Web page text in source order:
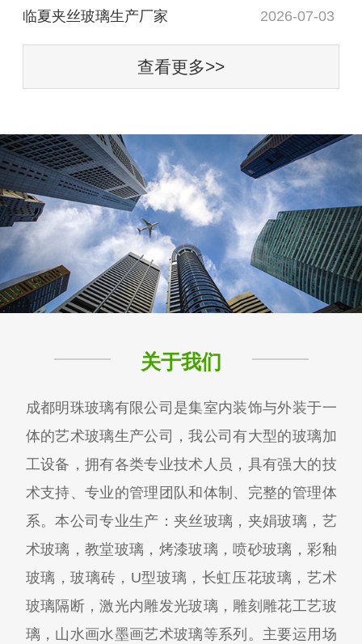
临夏夹丝玻璃生产厂家 2026-07-03
查看更多>>
关于我们
成都明珠玻璃有限公司是集室内装饰与外装于一
体的艺术玻璃生产公司，我公司有大型的玻璃加
工设备，拥有各类专业技术人员，具有强大的技
术支持、专业的管理团队和体制、完整的管理体
系。本公司专业生产：夹丝玻璃，夹娟玻璃，艺
术玻璃，教堂玻璃，烤漆玻璃，喷砂玻璃，彩釉
玻璃，玻璃砖，U型玻璃，长虹压花玻璃，艺术
玻璃隔断，激光内雕发光玻璃，雕刻雕花工艺玻
璃，山水画水墨画艺术玻璃等系列。主要运用场